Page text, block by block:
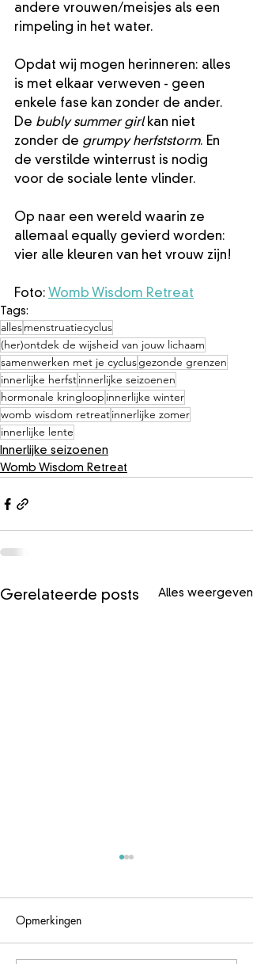
andere vrouwen/meisjes als een
rimpeling in het water.
Opdat wij mogen herinneren: alles
is met elkaar verweven - geen
enkele fase kan zonder de ander.
De bubly summer girl kan niet
zonder de grumpy herfststorm. En
de verstilde winterrust is nodig
voor de sociale lente vlinder.
Op naar een wereld waarin ze
allemaal equally gevierd worden:
vier alle kleuren van het vrouw zijn!
Foto: Womb Wisdom Retreat
Tags:
allesmenstruatiecyclus
(her)ontdek de wijsheid van jouw lichaam
samenwerken met je cyclusgezonde grenzen
innerlijke herfstinnerlijke seizoenen
hormonale kringloop innerlijke winter
womb wisdom retreatinnerlijke zomer
innerlijke lente
Innerlijke seizoenen
Womb Wisdom Retreat
Gerelateerde posts Alles weergeven
Opmerkingen